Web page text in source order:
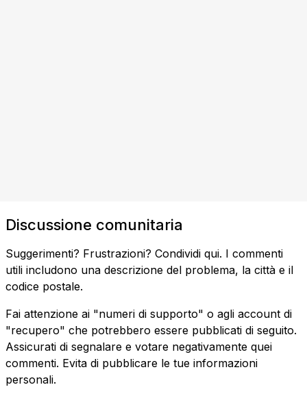
Discussione comunitaria
Suggerimenti? Frustrazioni? Condividi qui. I commenti
utili includono una descrizione del problema, la città e il
codice postale.
Fai attenzione ai "numeri di supporto" o agli account di
"recupero" che potrebbero essere pubblicati di seguito.
Assicurati di segnalare e votare negativamente quei
commenti. Evita di pubblicare le tue informazioni
personali.